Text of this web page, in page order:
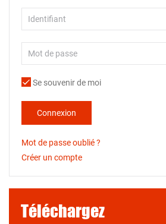
Se souvenir de moi
Connexion
Mot de passe oublié ?
Créer un compte
Téléchargez